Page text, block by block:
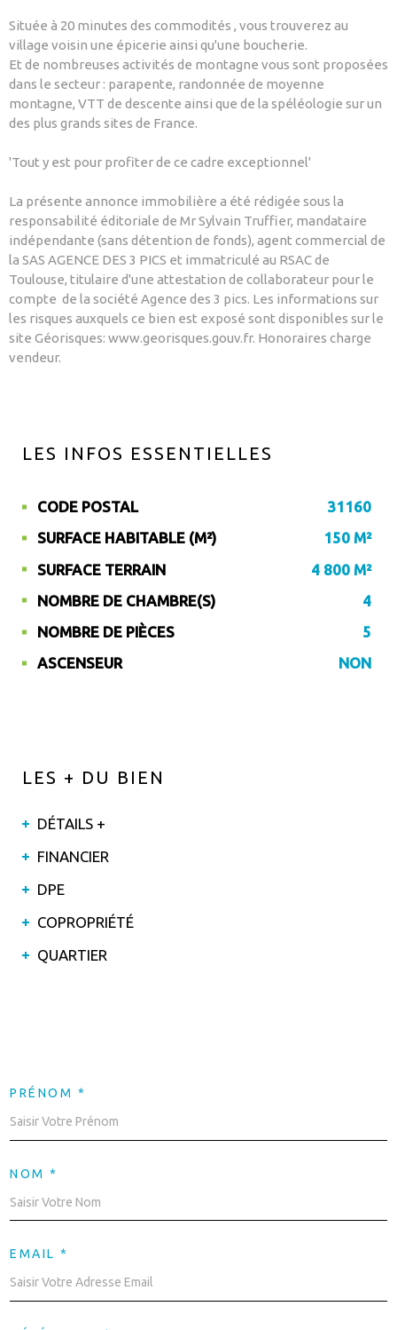
Située à 20 minutes des commodités , vous trouverez au
village voisin une épicerie ainsi qu'une boucherie.
Et de nombreuses activités de montagne vous sont proposées
dans le secteur : parapente, randonnée de moyenne
montagne, VTT de descente ainsi que de la spéléologie sur un
des plus grands sites de France.
'Tout y est pour profiter de ce cadre exceptionnel'
La présente annonce immobilière a été rédigée sous la
responsabilité éditoriale de Mr Sylvain Truffier, mandataire
indépendante (sans détention de fonds), agent commercial de
la SAS AGENCE DES 3 PICS et immatriculé au RSAC de
Toulouse, titulaire d'une attestation de collaborateur pour le
compte de la société Agence des 3 pics. Les informations sur
les risques auxquels ce bien est exposé sont disponibles sur le
site Géorisques: www.georisques.gouv.fr. Honoraires charge
vendeur.
LES INFOS ESSENTIELLES
Caractérisque Valeurs
CODE POSTAL
31160
SURFACE HABITABLE (M²)
150 M²
SURFACE TERRAIN
4 800 M²
NOMBRE DE CHAMBRE(S)
4
NOMBRE DE PIÈCES
5
ASCENSEUR
NON
LES + DU BIEN
DÉTAILS +
FINANCIER
DPE
COPROPRIÉTÉ
QUARTIER
PRÉNOM *
NOM *
EMAIL *